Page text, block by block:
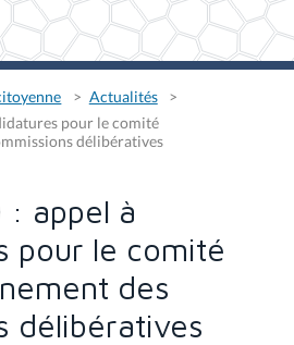
Actualités
pour le comité
délibératives
: appel à
pour le comité
des
délibératives